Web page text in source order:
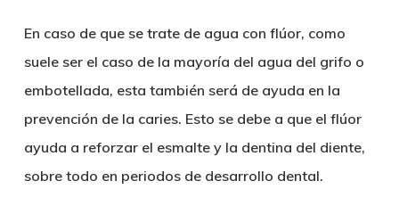
En caso de que se trate de agua con flúor, como
suele ser el caso de la mayoría del agua del grifo o
embotellada, esta también será de ayuda en la
prevención de la caries. Esto se debe a que el flúor
ayuda a reforzar el esmalte y la dentina del diente,
sobre todo en periodos de desarrollo dental.